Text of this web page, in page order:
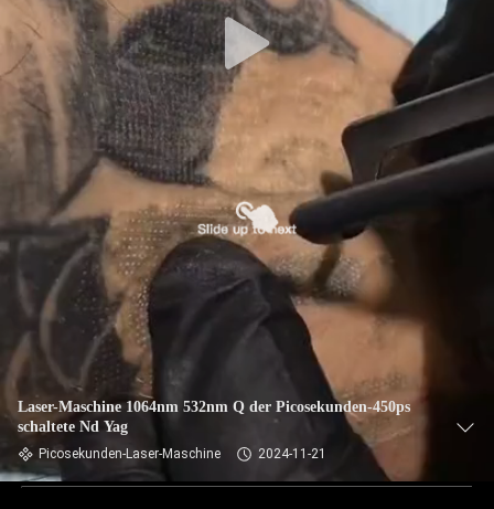
Laser-Maschine 1064nm 532nm Q der Picosekunden-450ps
schaltete Nd Yag
Picosekunden-Laser-Maschine 2024-11-21